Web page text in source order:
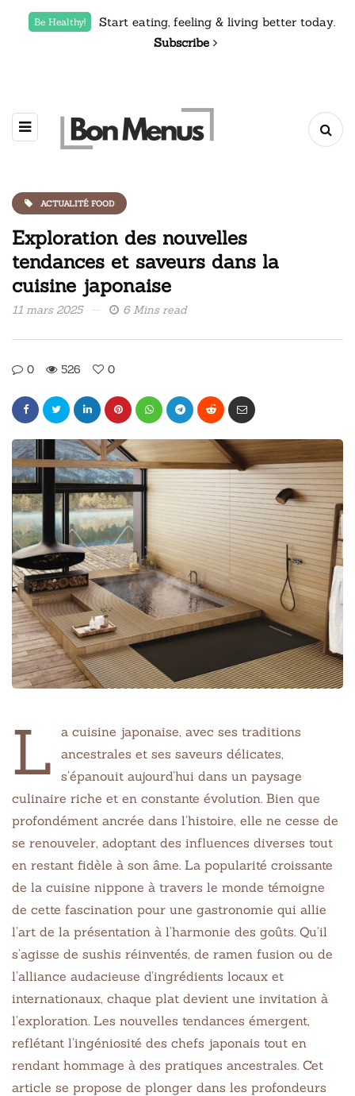
Be Healthy!
Start eating, feeling & living better today.
Subscribe
ACTUALITÉ FOOD
Exploration des nouvelles
tendances et saveurs dans la
cuisine japonaise
11 mars 2025 6 Mins read
0 526 0
L
a cuisine japonaise, avec ses traditions
ancestrales et ses saveurs délicates,
s’épanouit aujourd’hui dans un paysage
culinaire riche et en constante évolution. Bien que
profondément ancrée dans l’histoire, elle ne cesse de
se renouveler, adoptant des influences diverses tout
en restant fidèle à son âme. La popularité croissante
de la cuisine nippone à travers le monde témoigne
de cette fascination pour une gastronomie qui allie
l’art de la présentation à l’harmonie des goûts. Qu’il
s’agisse de sushis réinventés, de ramen fusion ou de
l’alliance audacieuse d’ingrédients locaux et
internationaux, chaque plat devient une invitation à
l’exploration. Les nouvelles tendances émergent,
reflétant l’ingéniosité des chefs japonais tout en
rendant hommage à des pratiques ancestrales. Cet
article se propose de plonger dans les profondeurs